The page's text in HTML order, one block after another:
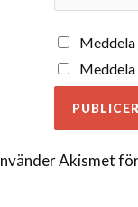
Meddela
Meddela
Akismet